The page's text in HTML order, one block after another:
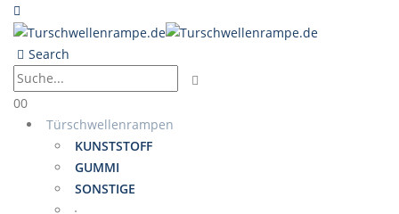
Search
00
Türschwellenrampen
KUNSTSTOFF
GUMMI
SONSTIGE